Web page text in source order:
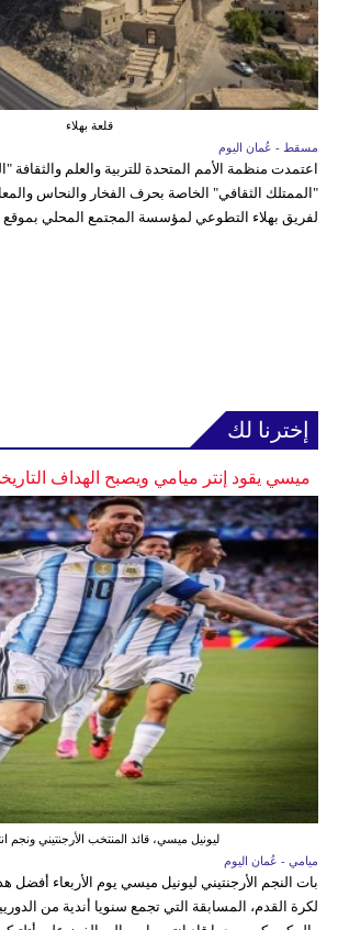
قلعة بهلاء
مسقط - عُمان اليوم
اعتمدت منظمة الأمم المتحدة للتربية والعلم والثقافة
"الممتلك الثقافي" الخاصة بحرف الفخار والنحاس
لفريق بهلاء التطوعي لمؤسسة المجتمع المحلي بموقع
إخترنا لك
ميسي يقود إنتر ميامي ويصبح الهداف
ليونيل ميسي، قائد المنتخب الأرجنتيني ونجم
ميامي - عُمان اليوم
بات النجم الأرجنتيني ليونيل ميسي يوم الأربعاء
لكرة القدم، المسابقة التي تجمع سنويا أندية من